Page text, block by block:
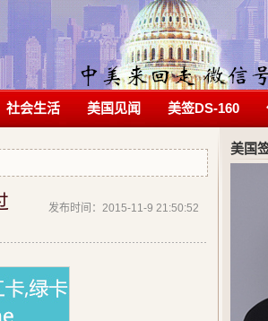
社会生活 美国见闻 美签DS-160
发布时间：2015-11-9 21:50:52
美国